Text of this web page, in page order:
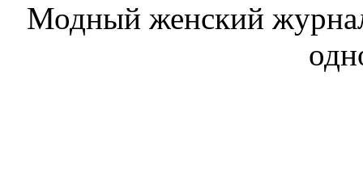
Модный женский